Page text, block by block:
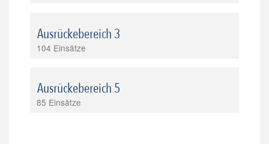
Ausrückebereich 3
104 Einsätze
Ausrückebereich 5
85 Einsätze